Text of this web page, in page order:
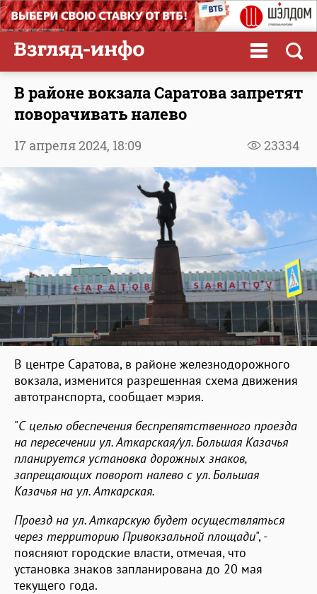
В районе вокзала Саратова запретят
поворачивать налево
23334
17 апреля 2024, 18:09
В центре Саратова, в районе железнодорожного
вокзала, изменится разрешенная схема движения
автотранспорта, сообщает мэрия.
"С целью обеспечения беспрепятственного проезда
на пересечении ул. Аткарская/ул. Большая Казачья
планируется установка дорожных знаков,
запрещающих поворот налево с ул. Большая
Казачья на ул. Аткарская.
Проезд на ул. Аткарскую будет осуществляться
через территорию Привокзальной площади", -
поясняют городские власти, отмечая, что
установка знаков запланирована до 20 мая
текущего года.